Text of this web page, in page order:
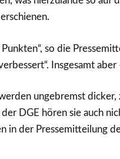
so die
Insgesamt
ungebremst
der DGE hören sie auch
in der Pressemitteilung